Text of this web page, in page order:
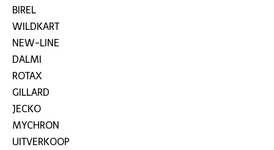
BIREL
WILDKART
NEW-LINE
DALMI
ROTAX
GILLARD
JECKO
MYCHRON
UITVERKOOP